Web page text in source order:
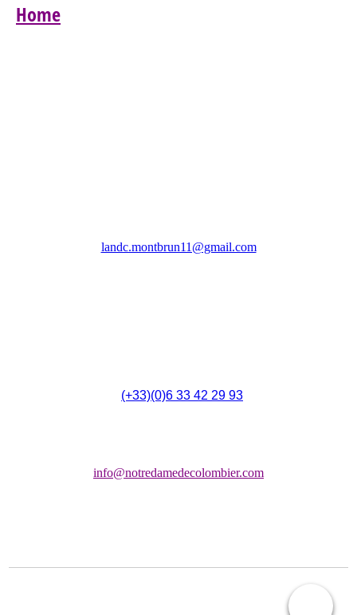
Home
landc.montbrun11@gmail.com
(+33)(0)6 33 42 29 93
info@notredamedecolombier.com
COPYRIGHT © 2026 ASSOCIATION LES AMIS NOTRE DAME DE COLOMBIER